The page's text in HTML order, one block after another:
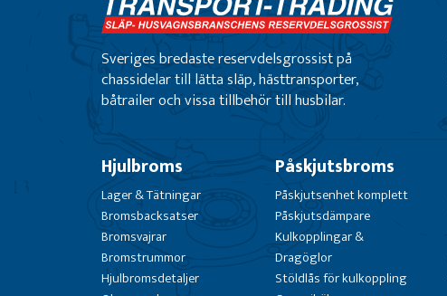
Sveriges bredaste reservdelsgrossist på
chassidelar till lätta släp, hästtransporter,
båtrailer och vissa tillbehör till husbilar.
Hjulbroms
Lager & Tätningar
Bromsbacksatser
Bromsvajrar
Bromstrummor
Hjulbromsdetaljer
Påskjutsbroms
Påskjutsenhet komplett
Påskjutsdämpare
Kulkopplingar &
Dragöglor
Stöldlås för kulkoppling